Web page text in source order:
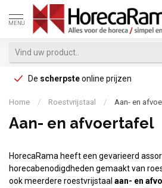
MENU
De scherpsteonline prijzen
Home / Roestvrijstaal / Aan- en
Aan- en afvoertafel
HorecaRama heeft een gevarieerd
horecabenodigdheden gemaakt van
ook meerdere roestvrijstaal aan- en